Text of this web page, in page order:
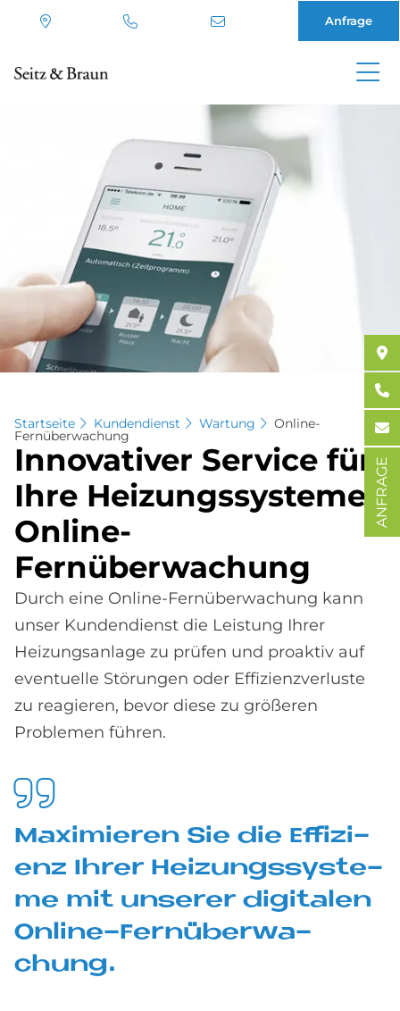
Anfrage
Startseite Kundendienst Wartung Online-
Fernüberwachung
In­no­va­ti­ver Ser­vice für
Ihre Hei­zungs­sy­ste­me:
On­line-
Fern­über­wa­chung
Durch eine Online-Fernüberwachung kann
unser Kundendienst die Leistung Ihrer
Heizungsanlage zu prüfen und proaktiv auf
eventuelle Störungen oder Effizienzverluste
zu reagieren, bevor diese zu größeren
Problemen führen.
Ma­xi­mie­ren Sie die Ef­fi­zi­
enz Ih­rer Hei­zungs­sy­ste­
me mit un­se­rer di­gi­ta­len
On­line-Fern­über­wa­
chung.
ANFRAGE